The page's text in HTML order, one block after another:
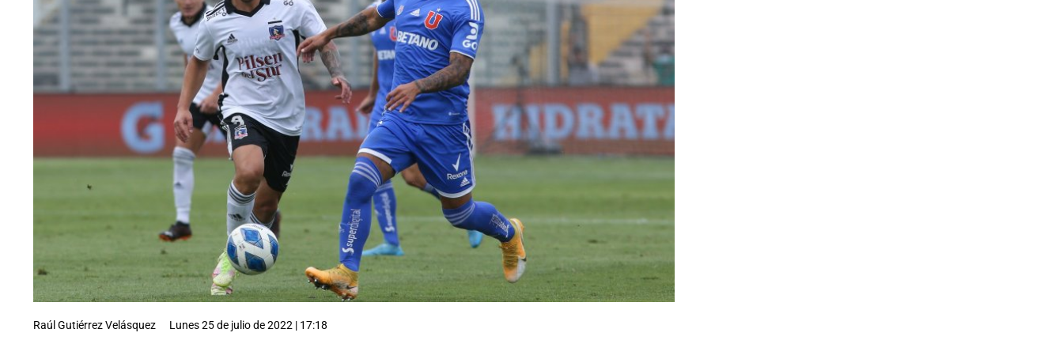
Raúl Gutiérrez Velásquez Lunes 25 de julio de 2022 | 17:18